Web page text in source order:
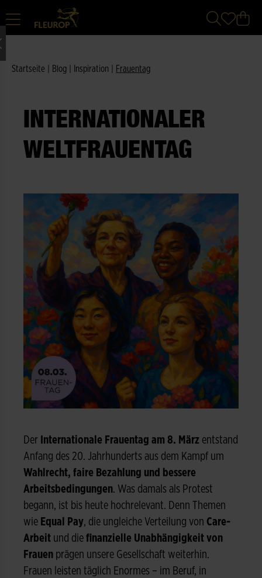
Startseite Blog Inspiration Frauentag
INTERNATIONALER
WELTFRAUENTAG
Der Internationale Frauentag am 8. März entstand
Anfang des 20. Jahrhunderts aus dem Kampf um
Wahlrecht, faire Bezahlung und bessere
Arbeitsbedingungen. Was damals als Protest
begann, ist bis heute hochrelevant. Denn Themen
wie Equal Pay, die ungleiche Verteilung von Care-
Arbeit und die finanzielle Unabhängigkeit von
Frauen prägen unsere Gesellschaft weiterhin.
Frauen leisten täglich Enormes – im Beruf, in